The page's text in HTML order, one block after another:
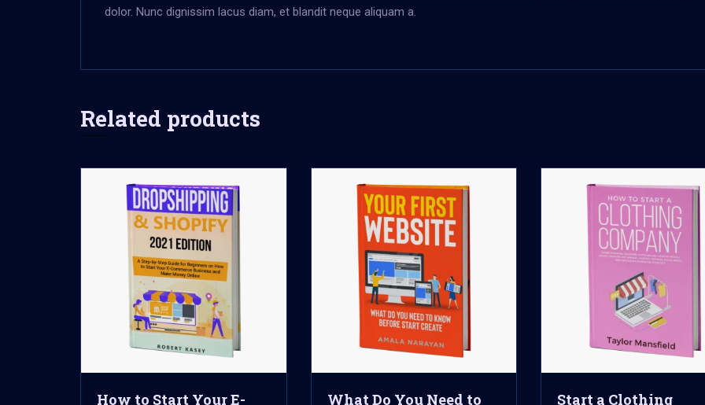
dolor. Nunc dignissim lacus diam, et blandit neque aliquam a.
Related products
How to Start Your E-
What Do You Need to
Start a Clothing